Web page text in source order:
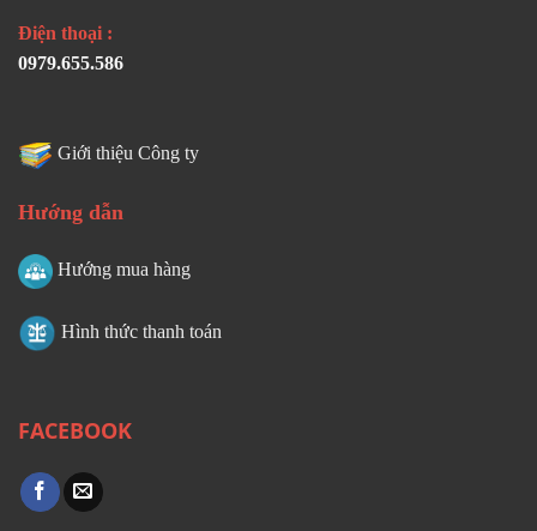
Điện thoại :
0979.655.586
Giới thiệu Công ty
Hướng dẫn
Hướng mua hàng
Hình thức thanh toán
FACEBOOK